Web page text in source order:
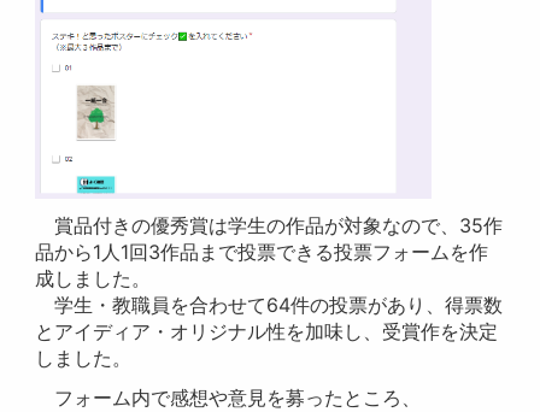
賞品付きの優秀賞は学生の作品が対象なので、35作
品から1人1回3作品まで投票できる投票フォームを作
成しました。
学生・教職員を合わせて64件の投票があり、得票数
とアイディア・オリジナル性を加味し、受賞作を決定
しました。
フォーム内で感想や意見を募ったところ、